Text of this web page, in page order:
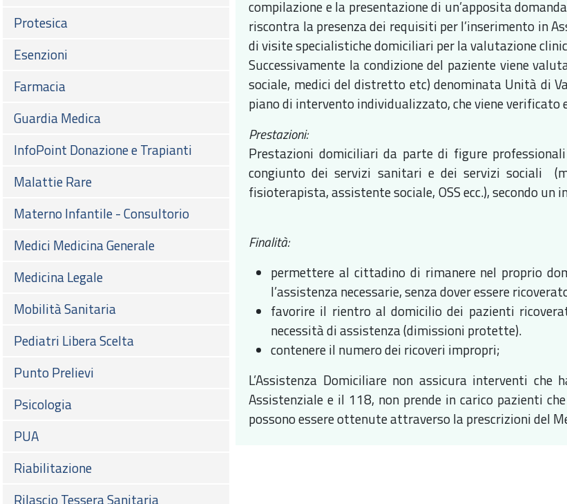
Protesica
Esenzioni
Farmacia
Guardia Medica
InfoPoint Donazione e Trapianti
Malattie Rare
Materno Infantile - Consultorio
Medici Medicina Generale
Medicina Legale
Mobilità Sanitaria
Pediatri Libera Scelta
Punto Prelievi
Psicologia
PUA
Riabilitazione
Rilascio Tessera Sanitaria
compilazione e la presentazione di un’apposita
riscontra la presenza dei requisiti per l’inserimento in
di visite specialistiche domiciliari per la valutazione
Successivamente la condizione del paziente viene
sociale, medici del distretto etc) denominata Unità di
piano di intervento individualizzato, che viene
Prestazioni:
Prestazioni domiciliari da parte di figure
congiunto dei servizi sanitari e dei servizi sociali
fisioterapista, assistente sociale, OSS ecc.), secondo
Finalità:
permettere al cittadino di rimanere nel proprio
l’assistenza necessarie, senza dover essere
favorire il rientro al domicilio dei pazienti
necessità di assistenza (dimissioni protette).
contenere il numero dei ricoveri impropri;
L’Assistenza Domiciliare non assicura interventi
Assistenziale e il 118, non prende in carico pazienti
possono essere ottenute attraverso la prescrizioni del